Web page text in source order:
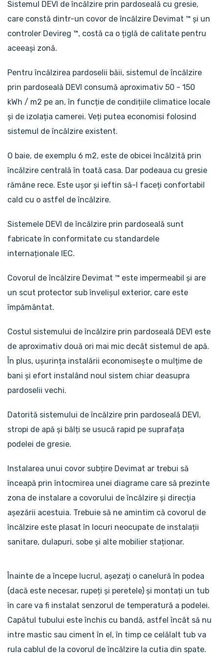
Sistemul DEVI de încălzire prin pardoseală cu gresie,
care constă dintr-un covor de încălzire Devimat ™ și un
controler Devireg ™, costă ca o țiglă de calitate pentru
aceeași zonă.
Pentru încălzirea pardoselii băii, sistemul de încălzire
prin pardoseală DEVI consumă aproximativ 50 - 150
kWh / m2 pe an, în funcție de condițiile climatice locale
și de izolația camerei. Veți putea economisi folosind
sistemul de încălzire existent.
O baie, de exemplu 6 m2, este de obicei încălzită prin
încălzire centrală în toată casa. Dar podeaua cu gresie
rămâne rece. Este ușor și ieftin să-l faceți confortabil
cald cu o astfel de încălzire.
Sistemele DEVI de încălzire prin pardoseală sunt
fabricate în conformitate cu standardele
internaționale IEC.
Covorul de încălzire Devimat ™ este impermeabil și are
un scut protector sub învelișul exterior, care este
împământat.
Costul sistemului de încălzire prin pardoseală DEVI este
de aproximativ două ori mai mic decât sistemul de apă.
În plus, ușurința instalării economisește o mulțime de
bani și efort instalând noul sistem chiar deasupra
pardoselii vechi.
Datorită sistemului de încălzire prin pardoseală DEVI,
stropi de apă și bălți se usucă rapid pe suprafața
podelei de gresie.
Instalarea unui covor subțire Devimat ar trebui să
înceapă prin întocmirea unei diagrame care să prezinte
zona de instalare a covorului de încălzire și direcția
așezării acestuia. Trebuie să ne amintim că covorul de
încălzire este plasat în locuri neocupate de instalații
sanitare, dulapuri, sobe și alte mobilier staționar.
Înainte de a începe lucrul, așezați o canelură în podea
(dacă este necesar, rupeți și peretele) și montați un tub
în care va fi instalat senzorul de temperatură a podelei.
Capătul tubului este închis cu bandă, astfel încât să nu
intre mastic sau ciment în el, în timp ce celălalt tub va
rula cablul de la covorul de încălzire la cutia din spate.